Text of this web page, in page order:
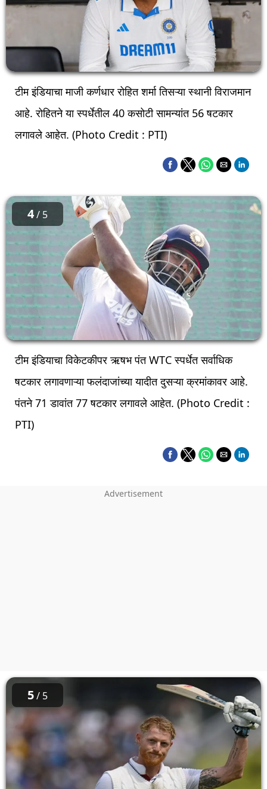
टीम इंडियाचा माजी कर्णधार रोहित शर्मा तिसऱ्या स्थानी विराजमान
आहे. रोहितने या स्पर्धेतील 40 कसोटी सामन्यांत 56 षटकार
लगावले आहेत. (Photo Credit : PTI)
4/ 5
टीम इंडियाचा विकेटकीपर ऋषभ पंत WTC स्पर्धेत सर्वाधिक
षटकार लगावणाऱ्या फलंदाजांच्या यादीत दुसऱ्या क्रमांकावर आहे.
पंतने 71 डावांत 77 षटकार लगावले आहेत. (Photo Credit :
PTI)
5/ 5